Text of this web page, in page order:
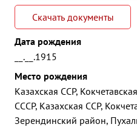
Скачать документы
Дата рождения
__.__.1915
Место рождения
Казахская ССР,
СССР, Казахская ССР,
Зерендинский район,